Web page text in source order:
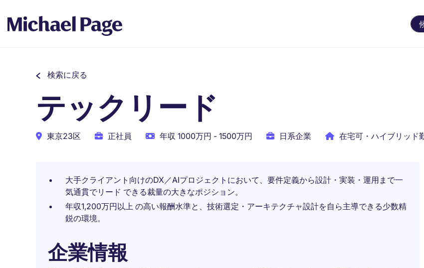
検索に戻る
テックリード
東京23区 正社員 年収 1000万円 - 1500万円 日系企業 在宅可・ハイブリッド
大手クライアント向けのDX／AIプロジェクトにおいて、要件定義から設計・実装・運用まで一
気通貫でリード できる裁量の大きなポジション。
年収1,200万円以上 の高い報酬水準と、技術選定・アーキテクチャ設計を自ら主導できる少数精
鋭の環境。
企業情報